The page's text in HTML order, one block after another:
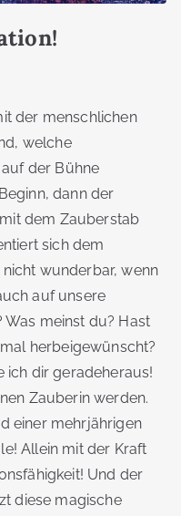
der menschlichen
welche
der Bühne
dann der
dem Zauberstab
sich dem
wunderbar, wenn
auf unsere
meinst du? Hast
herbeigewünscht?
ich dir geradeheraus!
Zauberin werden.
einer mehrjährigen
Allein mit der Kraft
Und der
diese magische